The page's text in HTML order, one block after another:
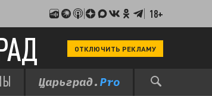
18+
ОТКЛЮЧИТЬ РЕКЛАМУ